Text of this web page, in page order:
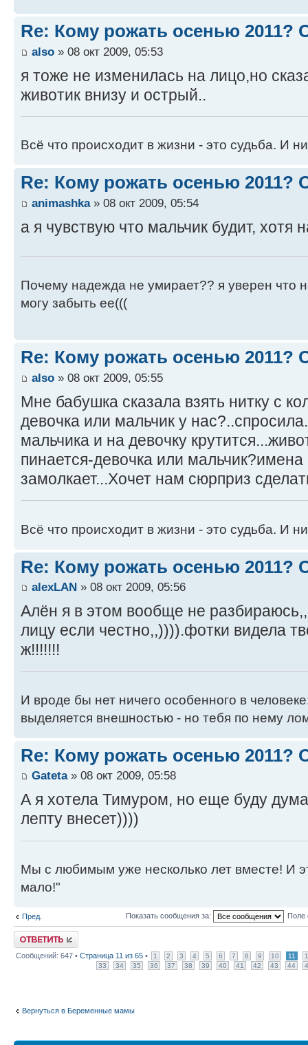
Re: Кому рожать осенью 2011?
also » 08 окт 2009, 05:53
я тоже не изменилась на лицо,но
животик внизу и острый..
Всё что происходит в жизни - это судьба. И
Re: Кому рожать осенью 2011?
animashka» 08 окт 2009, 05:54
а я чувствую что мальчик будит, хотя
Почему надежда не умирает?? я уверен что
могу забыть ее(((
Re: Кому рожать осенью 2011?
also » 08 окт 2009, 05:55
Мне бабушка сказала взять нитку с
девочка или мальчик у
мальчика и на девочку
пинается-девочка или
замолкает...Хочет нам сюрприз
Всё что происходит в жизни - это судьба. И
Re: Кому рожать осенью 2011?
alexLAN » 08 окт 2009, 05:56
Алён я в этом вообще не
лицу если честно,,)))).фотки видела
ж!!!!!!!
И вроде бы нет ничего особенного в
выделяется внешностью - но тебя по нему
Re: Кому рожать осенью 2011?
Gateta» 08 окт 2009, 05:58
А я хотела Тимуром, но еще буду
лепту внесет))))
Мы с любимым уже несколько лет вместе! И
мало!"
Пред. Показать сообщения за: Поле
Ответить
Сообщений: 647 • Страница 11 из 65 • 1 2 3 4 5 6 7 8 9 10 11
33
34 35 36 37 38 39 40 41 42 43 44
Вернуться в Беременные мамы